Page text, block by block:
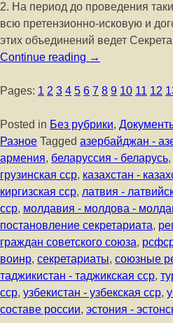
2. На период до проведения
всю претензионно-исковую и
этих объединений ведет
Continue reading →
Pages: 1 2 3 4 5 6 7 8 9 10 11 12
Posted in Без рубрики,
Разное Tagged азербайджан -
армения, беларуссия - беларусь,
грузинская сср, казахстан -
киргизская сср, латвия -
сср, молдавия - молдова -
постановление секретариата,
граждан советского союза,
воинр, секретариаты, союзные
таджикистан - таджикская сср,
сср, узбекистан - узбекская сср,
составе россии, эстония -